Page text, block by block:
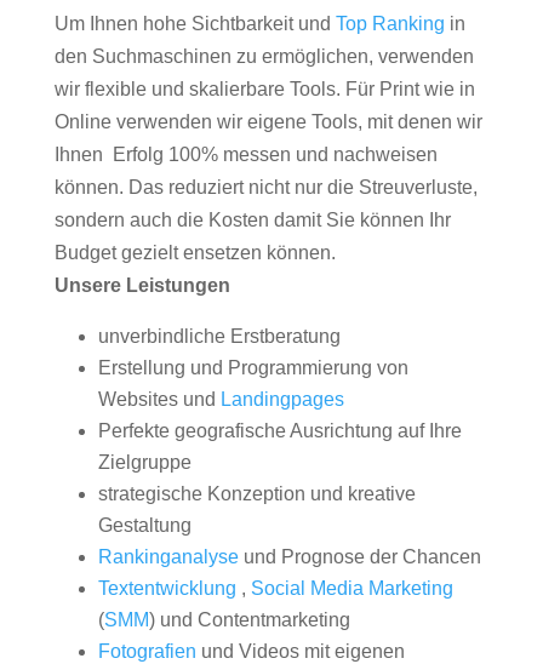
Um Ihnen hohe Sichtbarkeit und Top Ranking in
den Suchmaschinen zu ermöglichen, verwenden
wir flexible und skalierbare Tools. Für Print wie in
Online verwenden wir eigene Tools, mit denen wir
Ihnen Erfolg 100% messen und nachweisen
können. Das reduziert nicht nur die Streuverluste,
sondern auch die Kosten damit Sie können Ihr
Budget gezielt ensetzen können.
Unsere Leistungen
unverbindliche Erstberatung
Erstellung und Programmierung von
Websites und Landingpages
Perfekte geografische Ausrichtung auf Ihre
Zielgruppe
strategische Konzeption und kreative
Gestaltung
Rankinganalyseund Prognose der Chancen
Textentwicklung , Social Media Marketing
(SMM) und Contentmarketing
Fotografien und Videos mit eigenen